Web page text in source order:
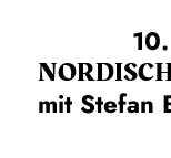
mit Stefan